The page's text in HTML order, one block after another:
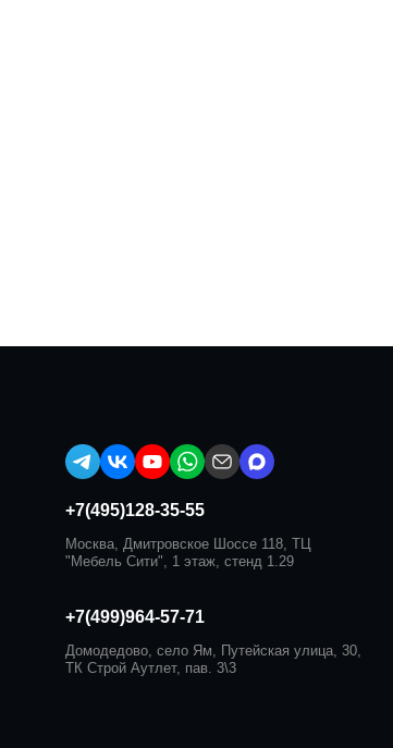
+7(495)128-35-55
Москва, Дмитровское Шоссе 118, ТЦ
"Мебель Сити", 1 этаж, стенд 1.29
+7(499)964-57-71
Домодедово, село Ям, Путейская улица, 30,
ТК Строй Аутлет, пав. 3\3